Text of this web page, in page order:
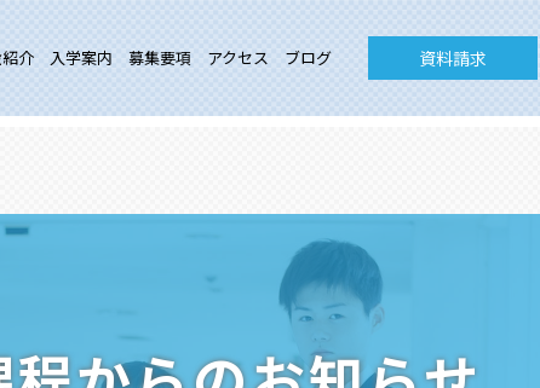
介 入学案内 募集要項 アクセス ブログ 資料請求